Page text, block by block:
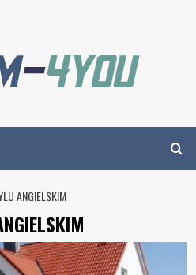
ANGIELSKIM